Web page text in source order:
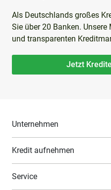
Als Deutschlands großes
Sie über 20 Banken.
und transparenten
Jetzt
Unternehmen
Kredit aufnehmen
Service